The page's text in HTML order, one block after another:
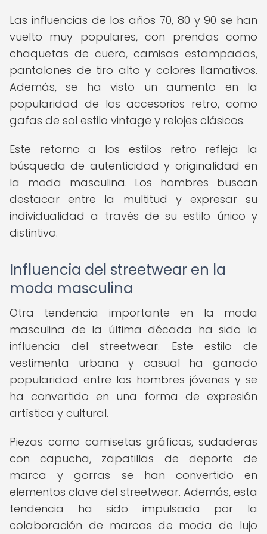
Las influencias de los años 70, 80 y 90 se han
vuelto muy populares, con prendas como
chaquetas de cuero, camisas estampadas,
pantalones de tiro alto y colores llamativos.
Además, se ha visto un aumento en la
popularidad de los accesorios retro, como
gafas de sol estilo vintage y relojes clásicos.
Este retorno a los estilos retro refleja la
búsqueda de autenticidad y originalidad en
la moda masculina. Los hombres buscan
destacar entre la multitud y expresar su
individualidad a través de su estilo único y
distintivo.
Influencia del streetwear en la
moda masculina
Otra tendencia importante en la moda
masculina de la última década ha sido la
influencia del streetwear. Este estilo de
vestimenta urbana y casual ha ganado
popularidad entre los hombres jóvenes y se
ha convertido en una forma de expresión
artística y cultural.
Piezas como camisetas gráficas, sudaderas
con capucha, zapatillas de deporte de
marca y gorras se han convertido en
elementos clave del streetwear. Además, esta
tendencia ha sido impulsada por la
colaboración de marcas de moda de lujo